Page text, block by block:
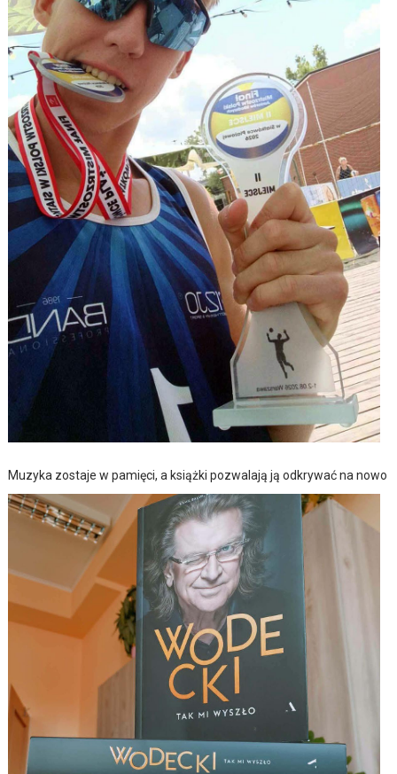
Muzyka zostaje w pamięci, a książki pozwalają ją odkrywać na nowo